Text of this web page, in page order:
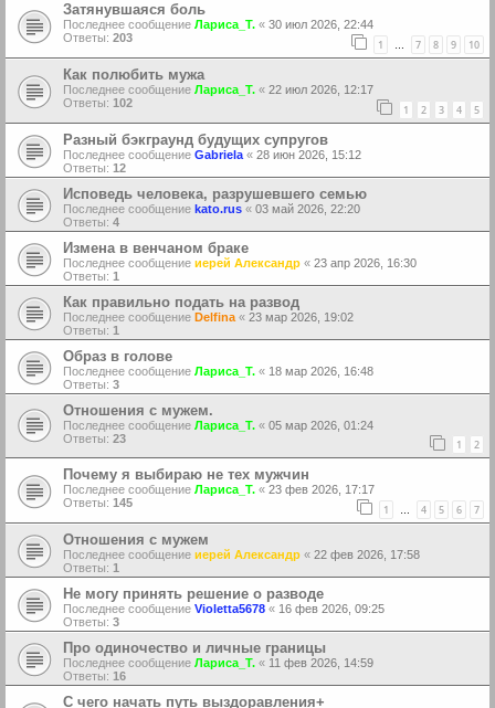
Затянувшаяся боль
Последнее сообщение Лариса_Т. « 30 июл 2026, 22:44
Ответы: 203 1 … 7 8 9 10
Как полюбить мужа
Последнее сообщение Лариса_Т. « 22 июл 2026, 12:17
Ответы: 102 1 2 3 4 5
Разный бэкграунд будущих супругов
Последнее сообщение Gabriela « 28 июн 2026, 15:12
Ответы: 12
Исповедь человека, разрушевшего семью
Последнее сообщение kato.rus « 03 май 2026, 22:20
Ответы: 4
Измена в венчаном браке
Последнее сообщение иерей Александр « 23 апр 2026, 16:30
Ответы: 1
Как правильно подать на развод
Последнее сообщение Delfina « 23 мар 2026, 19:02
Ответы: 1
Образ в голове
Последнее сообщение Лариса_Т. « 18 мар 2026, 16:48
Ответы: 3
Отношения с мужем.
Последнее сообщение Лариса_Т. « 05 мар 2026, 01:24
Ответы: 23 1 2
Почему я выбираю не тех мужчин
Последнее сообщение Лариса_Т. « 23 фев 2026, 17:17
Ответы: 145 1 … 4 5 6 7
Отношения с мужем
Последнее сообщение иерей Александр « 22 фев 2026, 17:58
Ответы: 1
Не могу принять решение о разводе
Последнее сообщение Violetta5678 « 16 фев 2026, 09:25
Ответы: 3
Про одиночество и личные границы
Последнее сообщение Лариса_Т. « 11 фев 2026, 14:59
Ответы: 16
С чего начать путь выздоравления+